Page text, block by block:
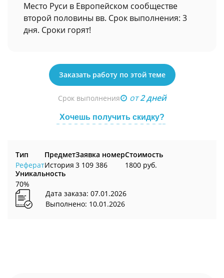
Место Руси в Европейском сообществе
второй половины вв. Срок выполнения: 3
дня. Сроки горят!
Заказать работу по этой теме
Срок выполнения от2 дней
Хочешь получить скидку?
Тип
Реферат
Предмет
История
Заявка номер
3 109 386
Стоимость
1800 руб.
Уникальность
70%
Дата заказа: 07.01.2026
Выполнено: 10.01.2026